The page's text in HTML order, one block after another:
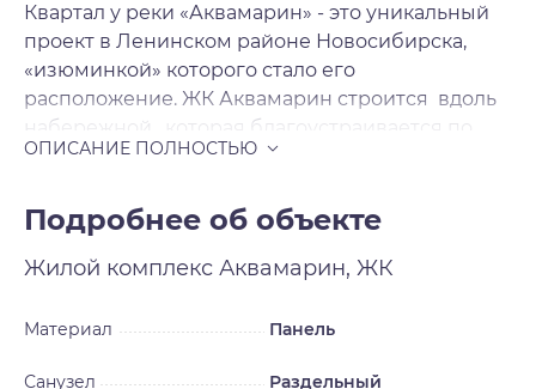
Квартал у реки «Аквамарин» - это уникальный
проект в Ленинском районе Новосибирска,
«изюминкой» которого стало его
расположение. ЖК Аквамарин строится вдоль
набережной , которая благоустраивается по
мере сдачи домов, превращаясь в зону для
преобразование берега позволит жителям
микрорайона наслаждаться окружающей
природой и красивейшими видами на
разместятся магазины, кафе, медицинские
Подробнее об объекте
Жилой комплекс Аквамарин, ЖК
Материал Панель
Санузел Раздельный